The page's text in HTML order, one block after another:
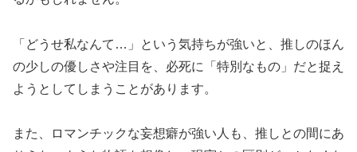
「どうせ私なんて…」という気持ちが強いと、推しのほん
の少しの優しさや注目を、必死に「特別なもの」だと捉え
ようとしてしまうことがあります。
また、ロマンチックな妄想癖が強い人も、推しとの間にあ